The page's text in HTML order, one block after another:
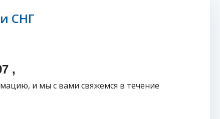
СНГ
,
и мы с вами свяжемся в течение